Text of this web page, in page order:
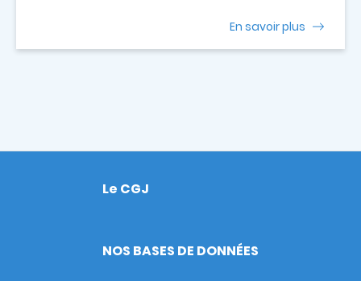
En savoir plus
Footer
Le CGJ
NOS BASES DE DONNÉES